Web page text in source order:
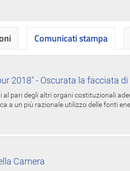
Comunicati stampa
2018" - Oscurata la facciata
pari degli altri organi costituzionali
a un più razionale utilizzo delle fonti
Camera